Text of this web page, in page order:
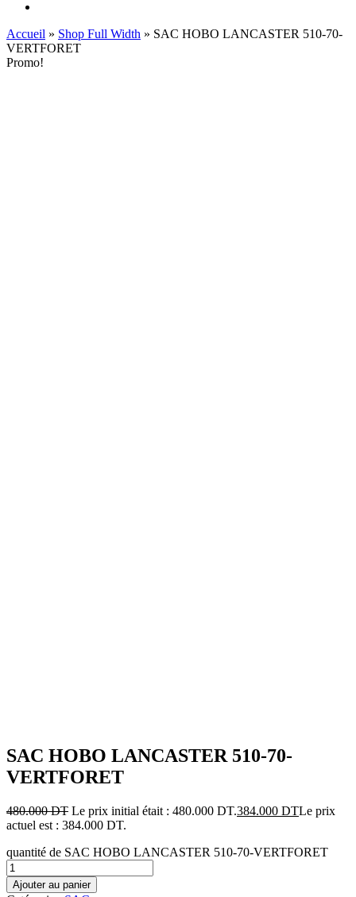
Accueil » Shop Full Width » SAC HOBO LANCASTER 510-70-
VERTFORET
Promo!
SAC HOBO LANCASTER 510-70-
VERTFORET
480.000DT Le prix initial était : 480.000 DT.384.000 DTLe prix
actuel est : 384.000 DT.
quantité de SAC HOBO LANCASTER 510-70-VERTFORET
Ajouter au panier